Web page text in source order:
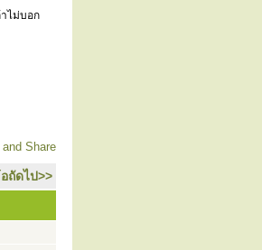
ไม่บอก
ถัดไป>>